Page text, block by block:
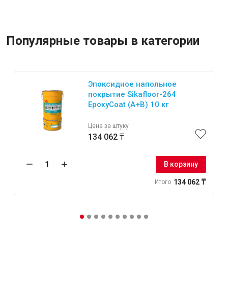
Популярные товары в категории
Эпоксидное напольное
покрытие Sikafloor-264
EpoxyCoat (A+B) 10 кг
Цена за штуку
134 062 ₸
В корзину
Итого 134 062 ₸